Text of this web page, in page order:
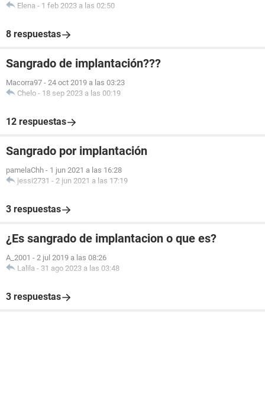
Elena - 1 feb 2023 a las 02:50
8 respuestas
Sangrado de implantación???
Macorra97 - 24 oct 2019 a las 03:23
Chelo - 18 sep 2023 a las 00:19
12 respuestas
Sangrado por implantación
pamelaChh - 1 jun 2021 a las 16:28
jessi2731 - 2 jun 2021 a las 17:19
3 respuestas
¿Es sangrado de implantacion o que es?
A_2001 - 2 jul 2019 a las 08:26
Lalila - 31 ago 2023 a las 03:48
3 respuestas